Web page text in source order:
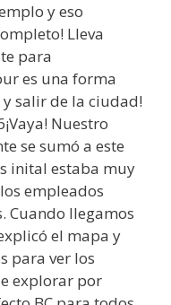
y eso
Lleva
para
es una forma
salir de la ciudad!
Nuestro
se sumó a este
inital estaba muy
empleados
Cuando llegamos
el mapa y
para ver los
explorar por